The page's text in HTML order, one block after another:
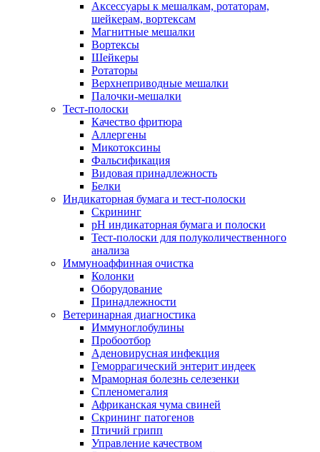
Аксессуары к мешалкам, ротаторам,
шейкерам, вортексам
Магнитные мешалки
Вортексы
Шейкеры
Ротаторы
Верхнеприводные мешалки
Палочки-мешалки
Тест-полоски
Качество фритюра
Аллергены
Микотоксины
Фальсификация
Видовая принадлежность
Белки
Индикаторная бумага и тест-полоски
Скрининг
pH индикаторная бумага и полоски
Тест-полоски для полуколичественного
анализа
Иммуноаффинная очистка
Колонки
Оборудование
Принадлежности
Ветеринарная диагностика
Иммуноглобулины
Пробоотбор
Аденовирусная инфекция
Геморрагический энтерит индеек
Мраморная болезнь селезенки
Спленомегалия
Африканская чума свиней
Скрининг патогенов
Птичий грипп
Управление качеством